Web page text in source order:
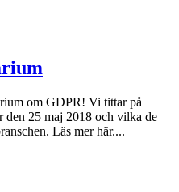
om GDPR! Vi tittar på
den 25 maj 2018 och vilka de
Läs mer här....